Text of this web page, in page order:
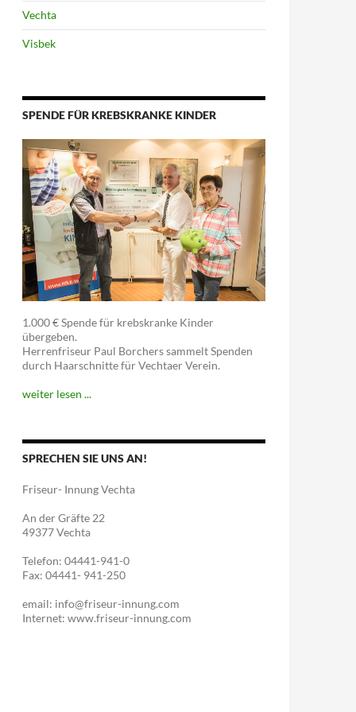
Vechta
Visbek
SPENDE FÜR KREBSKRANKE KINDER
1.000 € Spende für krebskranke Kinder
übergeben.
Herrenfriseur Paul Borchers sammelt Spenden
durch Haarschnitte für Vechtaer Verein.
weiter lesen ...
SPRECHEN SIE UNS AN!
Friseur- Innung Vechta
An der Gräfte 22
49377 Vechta
Telefon: 04441-941-0
Fax: 04441- 941-250
email: info@friseur-innung.com
Internet: www.friseur-innung.com